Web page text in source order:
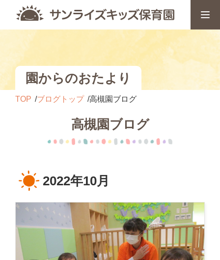
園からのおたより
TOP ブログトップ 高槻園ブログ
高槻園ブログ
2022年10月